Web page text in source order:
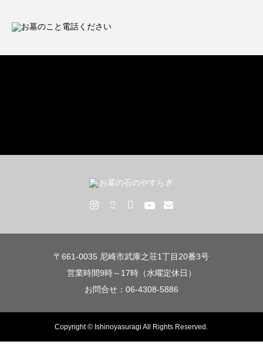
〒661-0035 尼崎市武庫之荘1丁目20番3号
営業時間9時～17時（水曜定休日）
お問合せ：06-4308-5886
Copyright © Ishinoyasuragi All Rights Reserved.